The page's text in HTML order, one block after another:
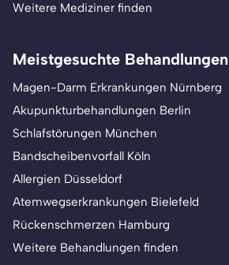
Weitere Mediziner finden
Meistgesuchte Behandlungen
Magen-Darm Erkrankungen Nürnberg
Akupunkturbehandlungen Berlin
Schlafstörungen München
Bandscheibenvorfall Köln
Allergien Düsseldorf
Atemwegserkrankungen Bielefeld
Rückenschmerzen Hamburg
Weitere Behandlungen finden